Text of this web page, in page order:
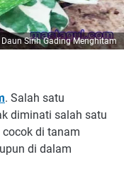
Sirih Gading Menghitam
. Salah satu
diminati salah satu
di tanam
di dalam